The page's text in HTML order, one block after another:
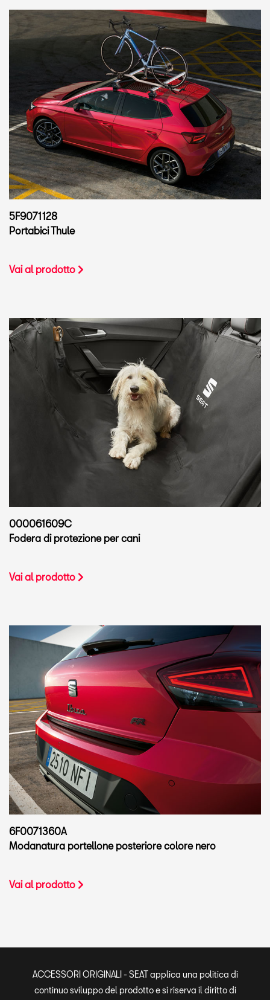
5F9071128
Portabici Thule
Vai al prodotto
000061609C
Fodera di protezione per cani
Vai al prodotto
6F0071360A
Modanatura portellone posteriore colore nero
Vai al prodotto
ACCESSORI ORIGINALI - SEAT applica una politica di
continuo sviluppo del prodotto e si riserva il diritto di